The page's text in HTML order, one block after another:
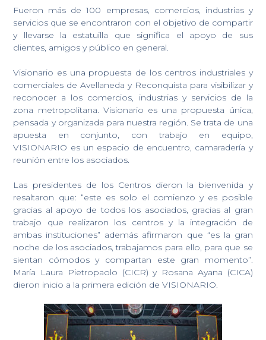
Fueron más de 100 empresas, comercios, industrias y
servicios que se encontraron con el objetivo de compartir
y llevarse la estatuilla que significa el apoyo de sus
clientes, amigos y público en general.
Visionario es una propuesta de los centros industriales y
comerciales de Avellaneda y Reconquista para visibilizar y
reconocer a los comercios, industrias y servicios de la
zona metropolitana. Visionario es una propuesta única,
pensada y organizada para nuestra región. Se trata de una
apuesta en conjunto, con trabajo en equipo,
VISIONARIO es un espacio de encuentro, camaradería y
reunión entre los asociados.
Las presidentes de los Centros dieron la bienvenida y
resaltaron que: “este es solo el comienzo y es posible
gracias al apoyo de todos los asociados, gracias al gran
trabajo que realizaron los centros y la integración de
ambas instituciones” además afirmaron que “es la gran
noche de los asociados, trabajamos para ello, para que se
sientan cómodos y compartan este gran momento”.
María Laura Pietropaolo (CICR) y Rosana Ayana (CICA)
dieron inicio a la primera edición de VISIONARIO.